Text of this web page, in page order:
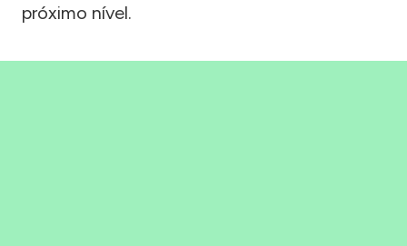
próximo nível.